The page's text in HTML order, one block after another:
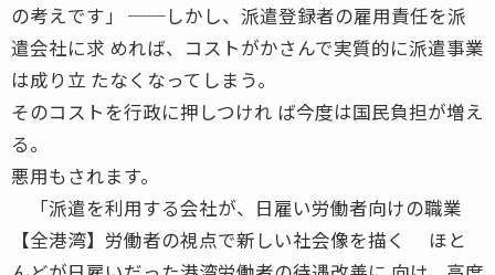
の考えです」 ──しかし、派遣登録者の雇用責任を派
遣会社に求 めれば、コストがかさんで実質的に派遣事業
は成り立 たなくなってしまう。
そのコストを行政に押しつけれ ば今度は国民負担が増え
る。
悪用もされます。
「派遣を利用する会社が、日雇い労働者向けの職業
【全港湾】労働者の視点で新しい社会像を描く ほと